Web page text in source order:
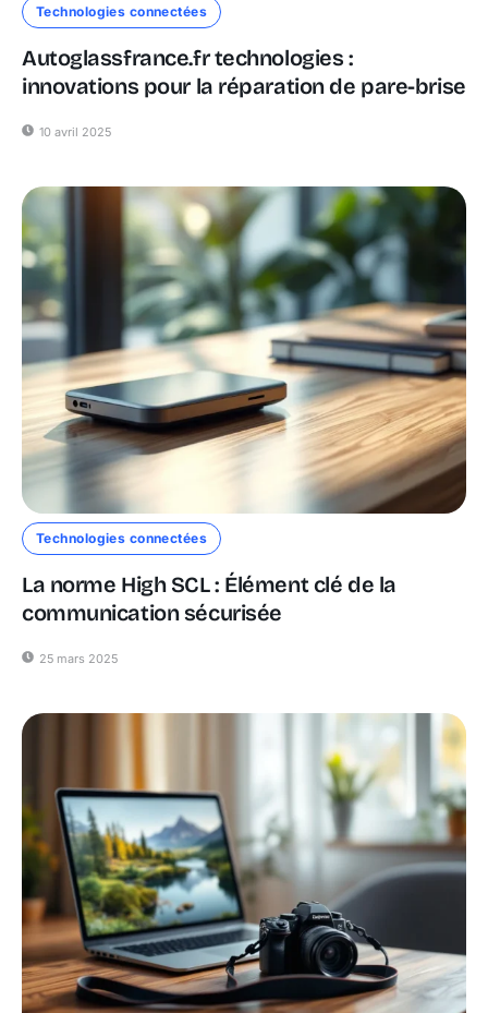
Technologies connectées
Autoglassfrance.fr technologies :
innovations pour la réparation de pare-brise
10 avril 2025
Technologies connectées
La norme High SCL : Élément clé de la
communication sécurisée
25 mars 2025